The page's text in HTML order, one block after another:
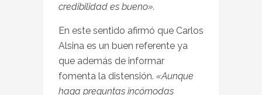
credibilidad es bueno».
En este sentido afirmó que Carlos
Alsina es un buen referente ya
que además de informar
fomenta la distensión. «Aunque
haga preguntas incómodas